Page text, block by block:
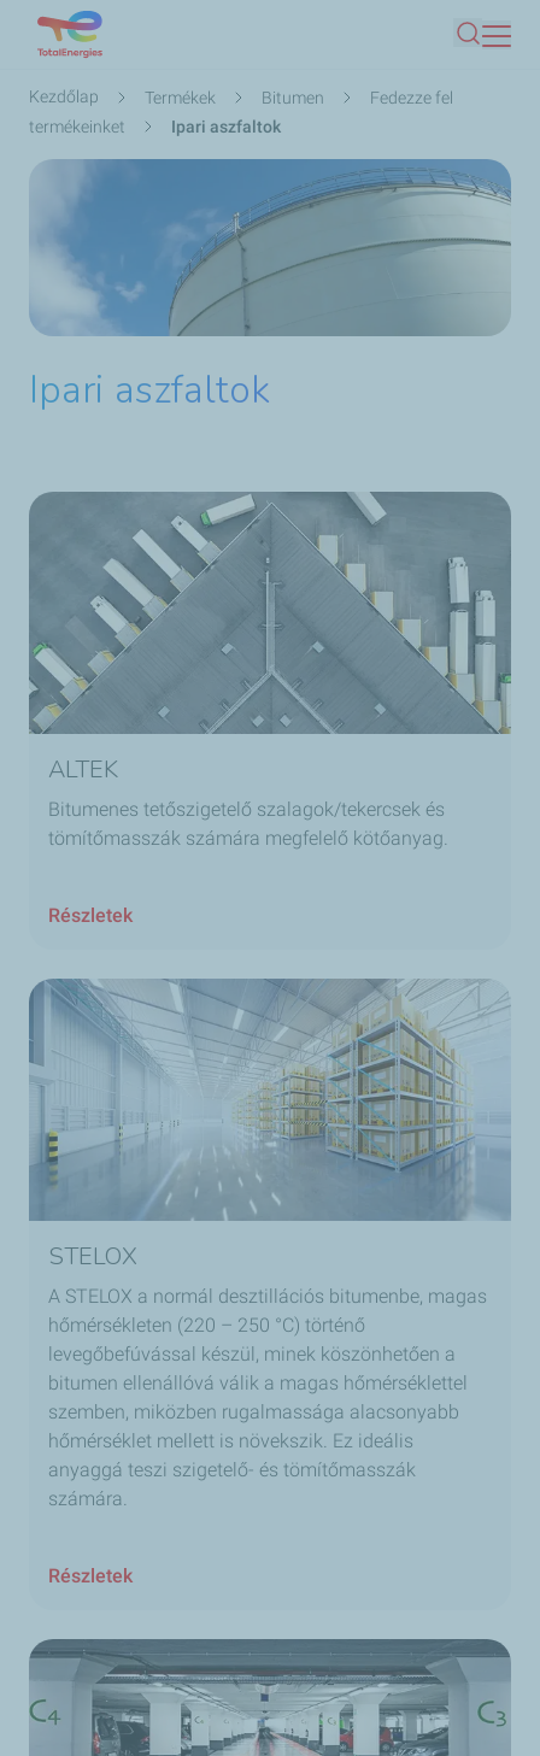
tartalomra
Keresés
Morzsa
Kezdőlap Termékek Bitumen
Fedezze fel
termékeinket
Ipari aszfaltok
Ipari aszfaltok
ALTEK
Bitumenes tetőszigetelő szalagok/tekercsek és
tömítőmasszák számára megfelelő kötőanyag.
Részletek
STELOX
A STELOX a normál desztillációs bitumenbe, magas
hőmérsékleten (220 – 250 °C) történő
levegőbefúvással készül, minek köszönhetően a
bitumen ellenállóvá válik a magas hőmérséklettel
szemben, miközben rugalmassága alacsonyabb
hőmérséklet mellett is növekszik. Ez ideális
anyaggá teszi szigetelő- és tömítőmasszák
számára.
Részletek